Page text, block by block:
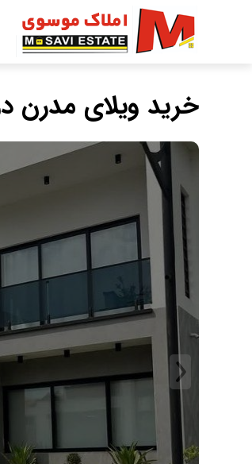
خرید ویلای مدرن